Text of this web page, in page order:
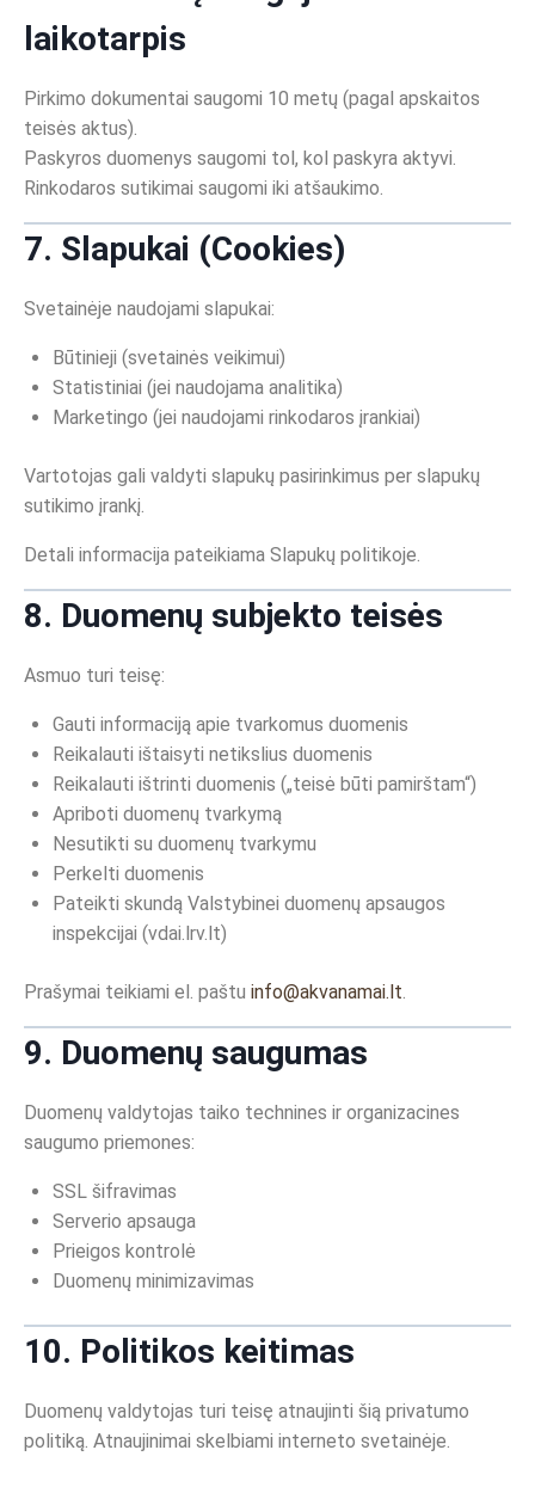
laikotarpis
Pirkimo dokumentai saugomi 10 metų (pagal apskaitos
teisės aktus).
Paskyros duomenys saugomi tol, kol paskyra aktyvi.
Rinkodaros sutikimai saugomi iki atšaukimo.
7. Slapukai (Cookies)
Svetainėje naudojami slapukai:
Būtinieji (svetainės veikimui)
Statistiniai (jei naudojama analitika)
Marketingo (jei naudojami rinkodaros įrankiai)
Vartotojas gali valdyti slapukų pasirinkimus per slapukų
sutikimo įrankį.
Detali informacija pateikiama Slapukų politikoje.
8. Duomenų subjekto teisės
Asmuo turi teisę:
Gauti informaciją apie tvarkomus duomenis
Reikalauti ištaisyti netikslius duomenis
Reikalauti ištrinti duomenis („teisė būti pamirštam“)
Apriboti duomenų tvarkymą
Nesutikti su duomenų tvarkymu
Perkelti duomenis
Pateikti skundą Valstybinei duomenų apsaugos
inspekcijai (vdai.lrv.lt)
Prašymai teikiami el. paštu info@akvanamai.lt.
9. Duomenų saugumas
Duomenų valdytojas taiko technines ir organizacines
saugumo priemones:
SSL šifravimas
Serverio apsauga
Prieigos kontrolė
Duomenų minimizavimas
10. Politikos keitimas
Duomenų valdytojas turi teisę atnaujinti šią privatumo
politiką. Atnaujinimai skelbiami interneto svetainėje.